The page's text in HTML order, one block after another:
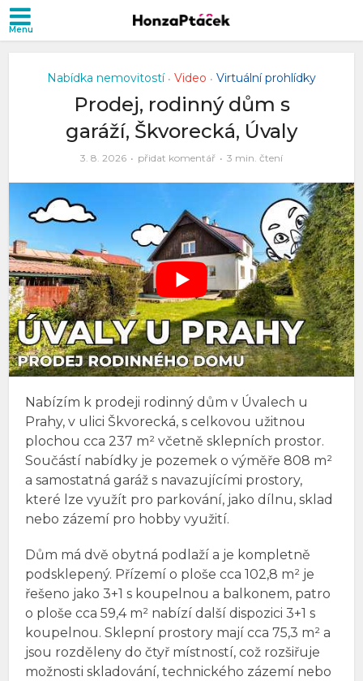
Nabídka nemovitostí • Video • Virtuální prohlídky
Prodej, rodinný dům s
garáží, Škvorecká, Úvaly
3. 8. 2026 přidat komentář 3 min. čtení
Nabízím k prodeji rodinný dům v Úvalech u
Prahy, v ulici Škvorecká, s celkovou užitnou
plochou cca 237 m² včetně sklepních prostor.
Součástí nabídky je pozemek o výměře 808 m²
a samostatná garáž s navazujícími prostory,
které lze využít pro parkování, jako dílnu, sklad
nebo zázemí pro hobby využití.
Dům má dvě obytná podlaží a je kompletně
podsklepený. Přízemí o ploše cca 102,8 m² je
řešeno jako 3+1 s koupelnou a balkonem, patro
o ploše cca 59,4 m² nabízí další dispozici 3+1 s
koupelnou. Sklepní prostory mají cca 75,3 m² a
jsou rozděleny do čtyř místností, což rozšiřuje
možnosti skladování, technického zázemí nebo